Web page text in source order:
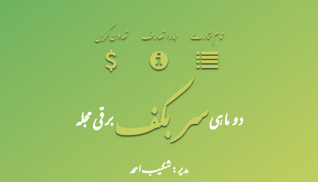
تمام شمارے ہمارا تعارف تعاون کریں
دو ماہیسر بکفبرقی مجلہ
مدیر: شکیبـ احمد